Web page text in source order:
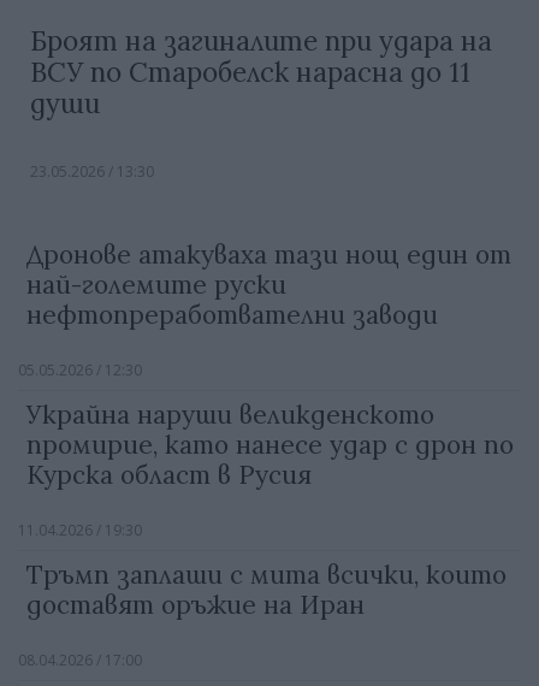
Броят на загиналите при удара на
ВСУ по Старобелск нарасна до 11
души
23.05.2026 / 13:30
Дронове атакуваха тази нощ един от
най-големите руски
нефтопреработвателни заводи
05.05.2026 / 12:30
Украйна наруши великденското
промирие, като нанесе удар с дрон по
Курска област в Русия
11.04.2026 / 19:30
Тръмп заплаши с мита всички, които
доставят оръжие на Иран
08.04.2026 / 17:00